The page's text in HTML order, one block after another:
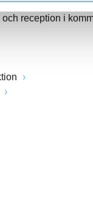
reception i